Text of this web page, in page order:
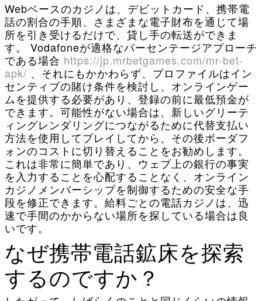
Webベースのカジノは、デビットカード、携帯電
話の割合の手順、さまざまな電子財布を通じて場
所を引き受けるだけで、貸し手の転送ができま
す。 Vodafoneが適格なパーセンテージアプローチ
である場合 https://jp.mrbetgames.com/mr-bet-
apk/ 、それにもかかわらず、プロファイルはイン
センティブの賭け条件を検討し、オンラインゲー
ムを提供する必要があり、登録の前に最低預金が
できます。可能性がない場合は、新しいグリーテ
ィングレンダリングにつながるために代替支払い
方法を使用してプレイしてから、その後ボーダフ
ォンのコストに切り替えることをお勧めします。
これは非常に簡単であり、ウェブ上の銀行の事実
を入力することを心配することなく、オンライン
カジノメンバーシップを制御するための安全な手
段を修正できます。給料ごとの電話カジノは、迅
速で手間のかからない場所を探している場合は良
いです。
なぜ携帯電話鉱床を探索
するのですか？